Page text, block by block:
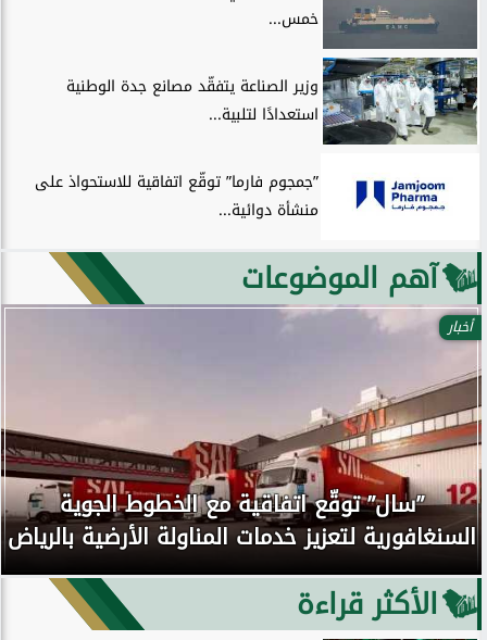
خمس...
وزير الصناعة يتفقّد مصانع جدة الوطنية
استعدادًا لتلبية...
”جمجوم فارما” توقّع اتفاقية للاستحواذ على
منشأة دوائية...
آهم الموضوعات
أخبار
”سال” توقّع اتفاقية مع الخطوط الجوية
السنغافورية لتعزيز خدمات المناولة الأرضية بالرياض
الأكثر قراءة